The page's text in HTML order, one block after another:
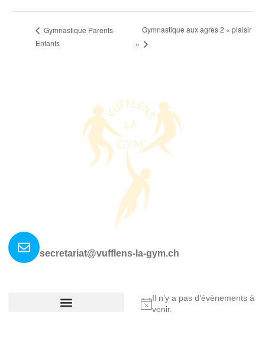
Gymnastique Parents-
Enfants
Gymnastique aux agrès 2 « plaisir
»
secretariat@vufflens-la-gym.ch
Notice
Il n’y a pas d’évènements à
venir.